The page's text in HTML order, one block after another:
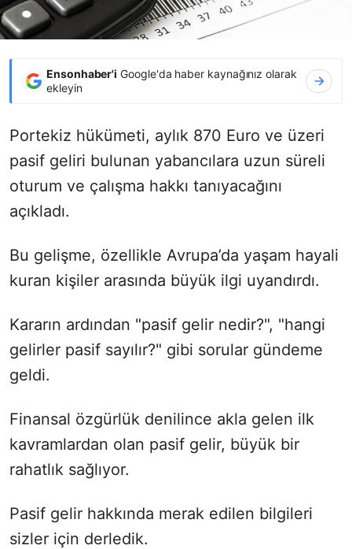
Ensonhaber'i Google'da haber kaynağınız olarak
ekleyin
Portekiz hükümeti, aylık 870 Euro ve üzeri
pasif geliri bulunan yabancılara uzun süreli
oturum ve çalışma hakkı tanıyacağını
açıkladı.
Bu gelişme, özellikle Avrupa’da yaşam hayali
kuran kişiler arasında büyük ilgi uyandırdı.
Kararın ardından "pasif gelir nedir?", "hangi
gelirler pasif sayılır?" gibi sorular gündeme
geldi.
Finansal özgürlük denilince akla gelen ilk
kavramlardan olan pasif gelir, büyük bir
rahatlık sağlıyor.
Pasif gelir hakkında merak edilen bilgileri
sizler için derledik.